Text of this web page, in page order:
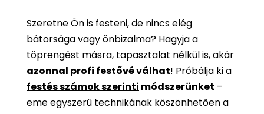
Szeretne Ön is festeni, de nincs elég
bátorsága vagy önbizalma? Hagyja a
töprengést másra, tapasztalat nélkül is, akár
azonnal profi festővé válhat! Próbálja ki a
festés számok szerinti módszerünket –
eme egyszerű technikának köszönhetően a